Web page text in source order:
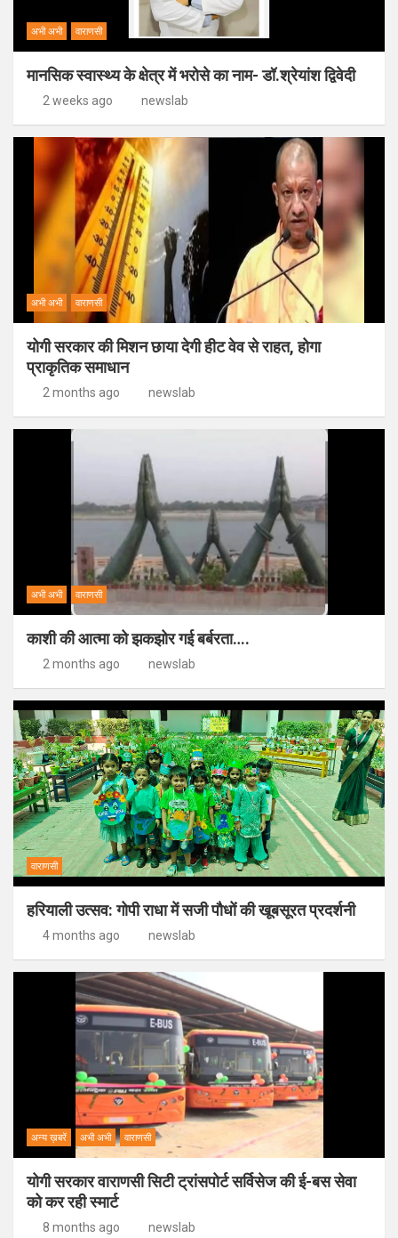
अभी अभी वाराणसी
मानसिक स्वास्थ्य के क्षेत्र में भरोसे का नाम- डॉ.श्रेयांश द्विवेदी
2 weeks ago newslab
अभी अभी वाराणसी
योगी सरकार की मिशन छाया देगी हीट वेव से राहत, होगा
प्राकृतिक समाधान
2 months ago newslab
अभी अभी वाराणसी
काशी की आत्मा को झकझोर गई बर्बरता….
2 months ago newslab
वाराणसी
हरियाली उत्सव: गोपी राधा में सजी पौधों की खूबसूरत प्रदर्शनी
4 months ago newslab
अन्य ख़बरें अभी अभी वाराणसी
योगी सरकार वाराणसी सिटी ट्रांसपोर्ट सर्विसेज की ई-बस सेवा
को कर रही स्मार्ट
8 months ago newslab